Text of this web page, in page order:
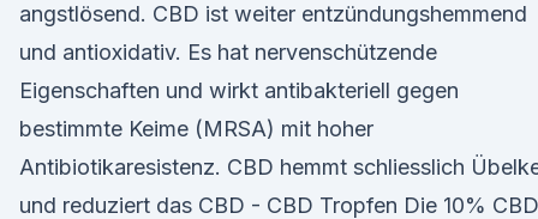
angstlösend. CBD ist weiter entzündungshemmend
und antioxidativ. Es hat nervenschützende
Eigenschaften und wirkt antibakteriell gegen
bestimmte Keime (MRSA) mit hoher
Antibiotikaresistenz. CBD hemmt schliesslich
und reduziert das CBD - CBD Tropfen Die 10%